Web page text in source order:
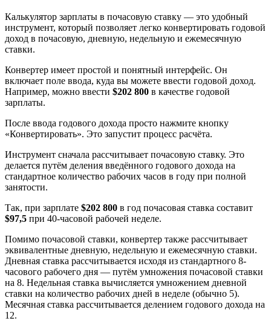
Калькулятор зарплаты в почасовую ставку — это удобный
инструмент, который позволяет легко конвертировать годовой
доход в почасовую, дневную, недельную и ежемесячную
ставки.
Конвертер имеет простой и понятный интерфейс. Он
включает поле ввода, куда вы можете ввести годовой доход.
Например, можно ввести $202 800 в качестве годовой
зарплаты.
После ввода годового дохода просто нажмите кнопку
«Конвертировать». Это запустит процесс расчёта.
Инструмент сначала рассчитывает почасовую ставку. Это
делается путём деления введённого годового дохода на
стандартное количество рабочих часов в году при полной
занятости.
Так, при зарплате $202 800 в год почасовая ставка составит
$97,5 при 40-часовой рабочей неделе.
Помимо почасовой ставки, конвертер также рассчитывает
эквивалентные дневную, недельную и ежемесячную ставки.
Дневная ставка рассчитывается исходя из стандартного 8-
часового рабочего дня — путём умножения почасовой ставки
на 8. Недельная ставка вычисляется умножением дневной
ставки на количество рабочих дней в неделе (обычно 5).
Месячная ставка рассчитывается делением годового дохода на
12.